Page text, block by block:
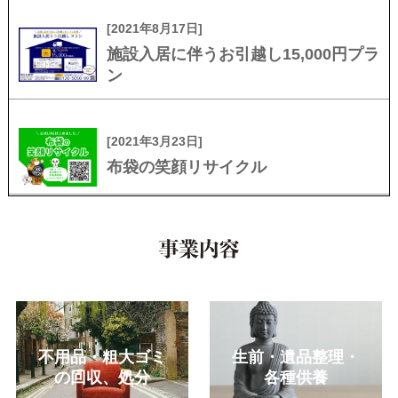
[2021年8月17日]
施設入居に伴うお引越し15,000円プラ
ン
[2021年3月23日]
布袋の笑顔リサイクル
[2020年5月23日]
公式LINEはじめました！
[2020年5月23日]
施設入居に伴うお引越しの定額利用プ
ラン
不用品・粗大ゴミ
の回収、処分
生前・遺品整理・
各種供養